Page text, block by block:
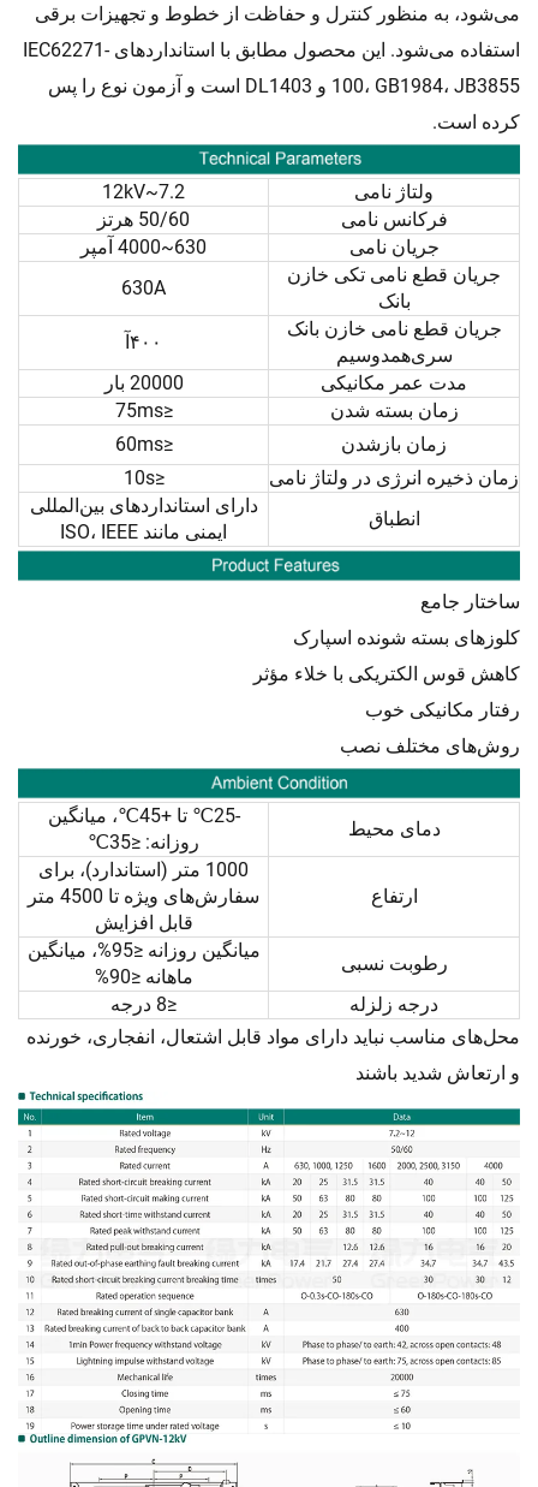
می‌شود، به منظور کنترل و حفاظت از خطوط و تجهیزات برقی
استفاده می‌شود. این محصول مطابق با استانداردهای IEC62271-
100، GB1984، JB3855 و DL1403 است و آزمون نوع را پس
کرده است.
ولتاژ نامی
7.2~12kV
فرکانس نامی
50/60 هرتز
جریان نامی
630~4000 آمپر
جریان قطع نامی تکی خازن
بانک
630A
جریان قطع نامی خازن بانک
سری‌همدوسیم
۴۰۰آ
مدت عمر مکانیکی
20000 بار
زمان بسته شدن
≤75ms
زمان بازشدن
≤60ms
زمان ذخیره انرژی در ولتاژ نامی
≤10s
انطباق
دارای استانداردهای بین‌المللی
ایمنی مانند ISO، IEEE
ساختار جامع
کلوزهای بسته شونده اسپارک
کاهش قوس الکتریکی با خلاء مؤثر
رفتار مکانیکی خوب
روش‌های مختلف نصب
دمای محیط
-25℃ تا +45℃، میانگین
روزانه: ≤35℃
ارتفاع
1000 متر (استاندارد)، برای
سفارش‌های ویژه تا 4500 متر
قابل افزایش
رطوبت نسبی
میانگین روزانه ≤95%، میانگین
ماهانه ≤90%
درجه زلزله
≤8 درجه
محل‌های مناسب نباید دارای مواد قابل اشتعال، انفجاری، خورنده
و ارتعاش شدید باشند